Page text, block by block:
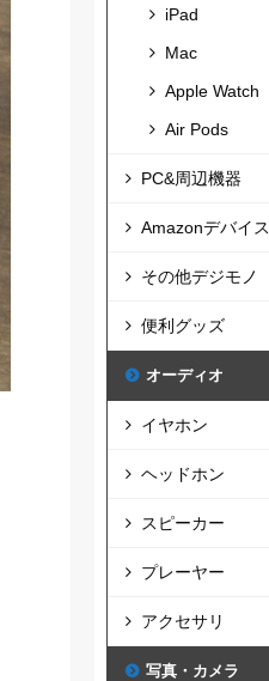
iPad
Mac
Apple Watch
Air Pods
PC&周辺機器
Amazonデバイス
その他デジモノ
便利グッズ
オーディオ
イヤホン
ヘッドホン
スピーカー
プレーヤー
アクセサリ
写真・カメラ